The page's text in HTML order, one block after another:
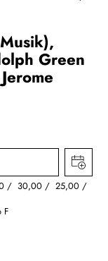
Green
30,00 25,00
F